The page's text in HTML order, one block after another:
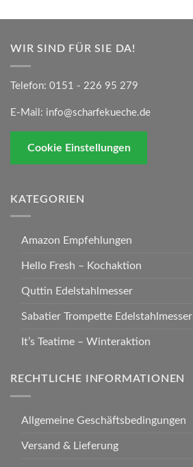
WIR SIND FÜR SIE DA!
Telefon: 0151 - 226 95 279
E-Mail: info@scharfekueche.de
Cookie Einstellungen
KATEGORIEN
Amazon Empfehlungen
Hello Fresh – Kochaktion
Quttin Edelstahlmesser
Sabatier Trompette Edelstahlmesser
It’s Teatime – Winteraktion
RECHTLICHE INFORMATIONEN
Allgemeine Geschäftsbedingungen
Versand & Lieferung